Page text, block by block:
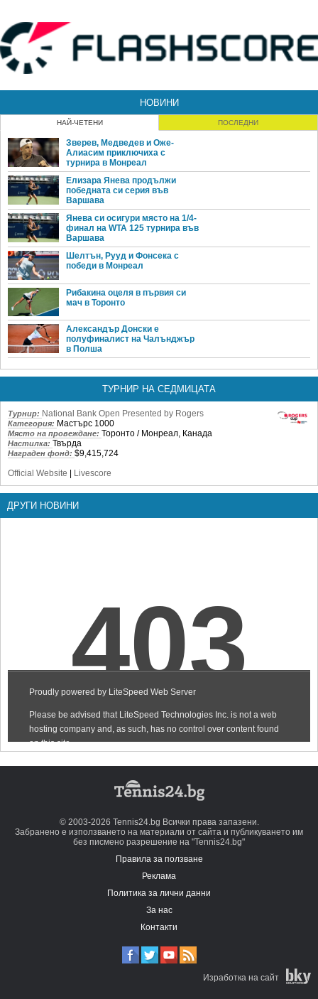
НОВИНИ
НАЙ-ЧЕТЕНИ ПОСЛЕДНИ
Зверев, Медведев и Оже-
Алиасим приключиха с
турнира в Монреал
Елизара Янева продължи
победната си серия във
Варшава
Янева си осигури място на 1/4-
финал на WTA 125 турнира във
Варшава
Шелтън, Рууд и Фонсека с
победи в Монреал
Рибакина оцеля в първия си
мач в Торонто
Александър Донски е
полуфиналист на Чалънджър
в Полша
ТУРНИР НА СЕДМИЦАТА
Турнир: National Bank Open Presented by Rogers
Категория: Мастърс 1000
Място на провеждане: Торонто / Монреал, Канада
Настилка: Твърда
Награден фонд: $9,415,724
Official Website
Livescore
ДРУГИ НОВИНИ
© 2003-2026 Tennis24.bg Всички права запазени.
Забранено е използването на материали от сайта и публикуването им
без писмено разрешение на "Tennis24.bg"
Правила за ползване
Реклама
Политика за лични данни
За нас
Контакти
Изработка на сайт